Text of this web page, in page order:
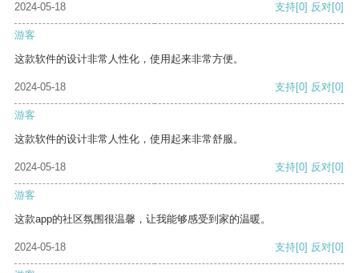
2024-05-18 支持[0] 反对[0]
游客
这款软件的设计非常人性化，使用起来非常方便。
2024-05-18 支持[0] 反对[0]
游客
这款软件的设计非常人性化，使用起来非常舒服。
2024-05-18 支持[0] 反对[0]
游客
这款app的社区氛围很温馨，让我能够感受到家的温暖。
2024-05-18 支持[0] 反对[0]